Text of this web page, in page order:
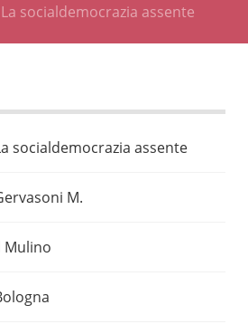
La socialdemocrazia assente
socialdemocrazia assente
M.
Mulino